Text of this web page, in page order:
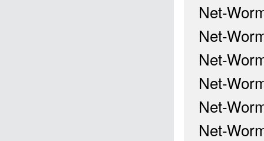
Net-
Net-
Net-
Net-
Net-
Net-